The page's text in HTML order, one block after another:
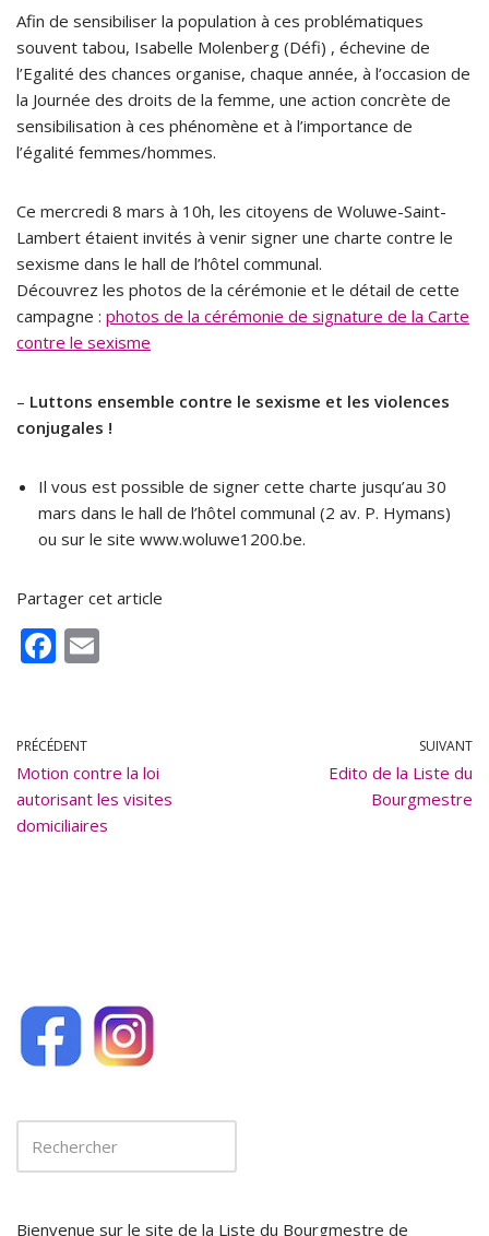
Afin de sensibiliser la population à ces problématiques
souvent tabou, Isabelle Molenberg (Défi) , échevine de
l’Egalité des chances organise, chaque année, à l’occasion de
la Journée des droits de la femme, une action concrète de
sensibilisation à ces phénomène et à l’importance de
l’égalité femmes/hommes.
Ce mercredi 8 mars à 10h, les citoyens de Woluwe-Saint-
Lambert étaient invités à venir signer une charte contre le
sexisme dans le hall de l’hôtel communal.
Découvrez les photos de la cérémonie et le détail de cette
campagne : photos de la cérémonie de signature de la Carte
contre le sexisme
– Luttons ensemble contre le sexisme et les violences
conjugales !
Il vous est possible de signer cette charte jusqu’au 30
mars dans le hall de l’hôtel communal (2 av. P. Hymans)
ou sur le site www.woluwe1200.be.
Partager cet article
F
b
o
o
PRÉCÉDENT
Motion contre la loi
autorisant les visites
domiciliaires
SUIVANT
Edito de la Liste du
Bourgmestre
Bienvenue sur le site de la Liste du Bourgmestre de